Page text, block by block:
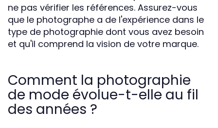
ne pas vérifier les références. Assurez-vous
que le photographe a de l'expérience dans le
type de photographie dont vous avez besoin
et qu'il comprend la vision de votre marque.
Comment la photographie
de mode évolue-t-elle au fil
des années ?